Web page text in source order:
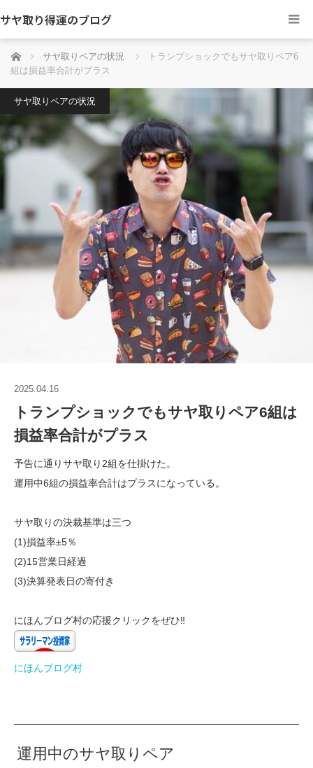
サヤ取り得運のブログ
ホーム サヤ取りペアの状況
トランプショックでもサヤ取りペア6
組は損益率合計がプラス
サヤ取りペアの状況
2025.04.16
トランプショックでもサヤ取りペア6組は
損益率合計がプラス
予告に通りサヤ取り2組を仕掛けた。
運用中6組の損益率合計はプラスになっている。
サヤ取りの決裁基準は三つ
(1)損益率±5％
(2)15営業日経過
(3)決算発表日の寄付き
にほんブログ村の応援クリックをぜひ‼
にほんブログ村
運用中のサヤ取りペア